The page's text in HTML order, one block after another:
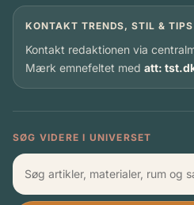
KONTAKT TRENDS, STIL & TIPS
Kontakt redaktionen via
Mærk emnefeltet med att:
SØG VIDERE I UNIVERSET